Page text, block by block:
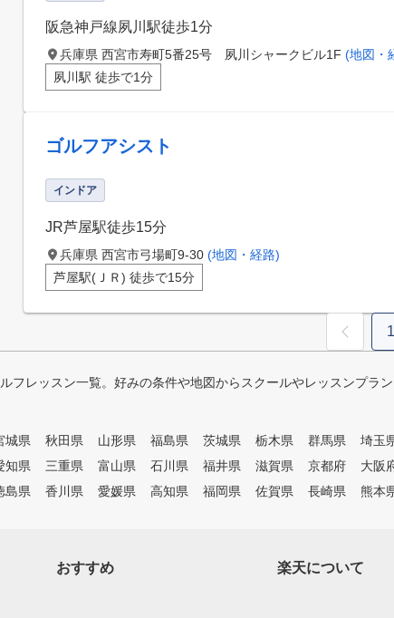
阪急神戸線夙川駅徒歩1分
兵庫県 西宮市寿町5番25号 夙川シャークビル1F (地図・
夙川駅 徒歩で1分
ゴルフアシスト
インドア
JR芦屋駅徒歩15分
兵庫県 西宮市弓場町9-30 (地図・経路)
芦屋駅(ＪＲ) 徒歩で15分
1
フレッスン一覧。好みの条件や地図からスクールやレッスンプラン
城県 秋田県 山形県 福島県 茨城県 栃木県 群馬県 埼玉
知県 三重県 富山県 石川県 福井県 滋賀県 京都府 大阪
島県 香川県 愛媛県 高知県 福岡県 佐賀県 長崎県 熊本
おすすめ 楽天について